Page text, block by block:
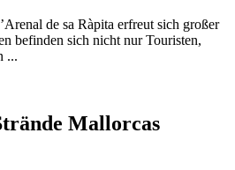
de sa Ràpita erfreut sich großer
befinden sich nicht nur Touristen,
...
Mallorcas